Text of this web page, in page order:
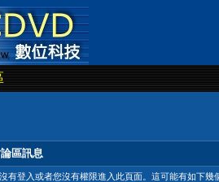
區訊息
有登入或者您沒有權限進入此頁面。這可能有如下幾